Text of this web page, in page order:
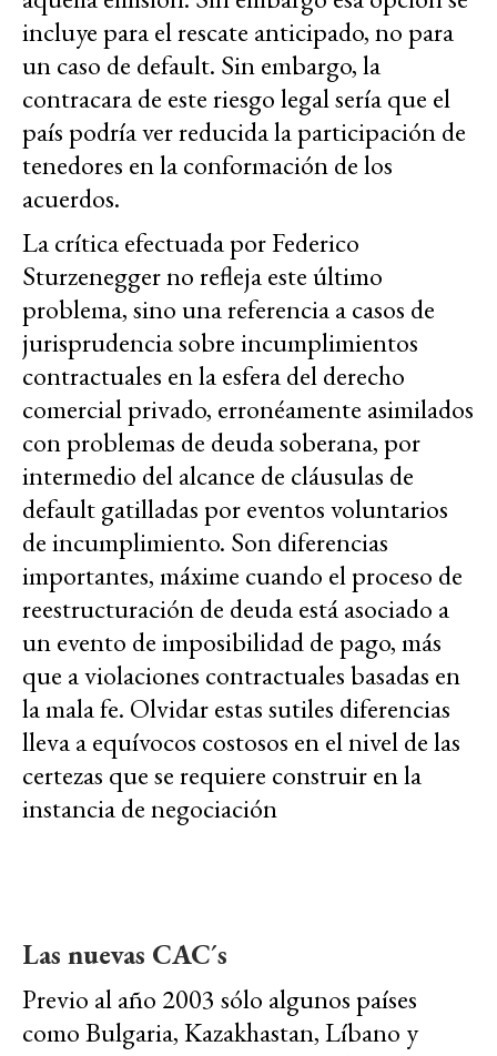
incluye para el rescate anticipado, no para
un caso de default. Sin embargo, la
contracara de este riesgo legal sería que el
país podría ver reducida la participación de
tenedores en la conformación de los
acuerdos.
La crítica efectuada por Federico
Sturzenegger no refleja este último
problema, sino una referencia a casos de
jurisprudencia sobre incumplimientos
contractuales en la esfera del derecho
comercial privado, erronéamente asimilados
con problemas de deuda soberana, por
intermedio del alcance de cláusulas de
default gatilladas por eventos voluntarios
de incumplimiento. Son diferencias
importantes, máxime cuando el proceso de
reestructuración de deuda está asociado a
un evento de imposibilidad de pago, más
que a violaciones contractuales basadas en
la mala fe. Olvidar estas sutiles diferencias
lleva a equívocos costosos en el nivel de las
certezas que se requiere construir en la
instancia de negociación
Las nuevas CAC´s
Previo al año 2003 sólo algunos países
como Bulgaria, Kazakhastan, Líbano y